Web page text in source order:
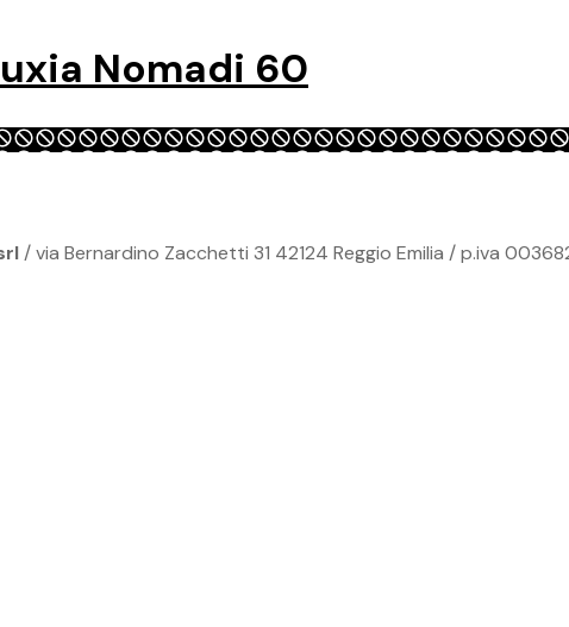
Nomadi 60
/ via Bernardino Zacchetti 31 42124 Reggio Emilia / p.iva